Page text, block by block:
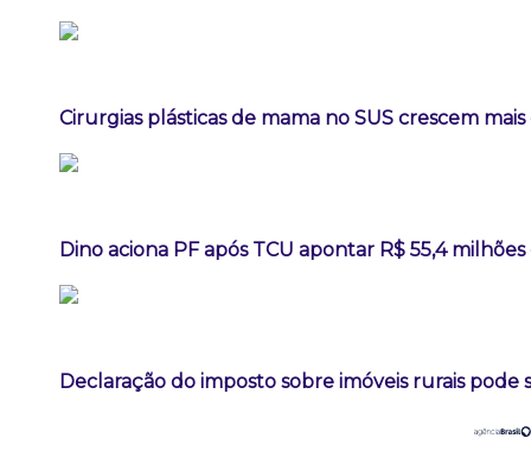
Cirurgias plásticas de mama no SUS crescem
Dino aciona PF após TCU apontar R$ 55,4
Declaração do imposto sobre imóveis rurais